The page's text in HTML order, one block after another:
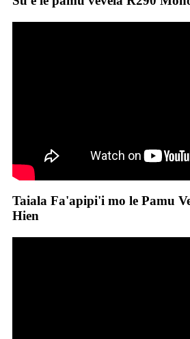
Taiala Fa'apipi'i mo le Pamu
Hien